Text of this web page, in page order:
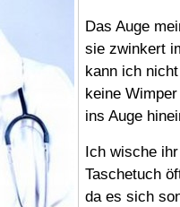
Das Auge
sie zwinkert
kann ich
keine
ins Auge
Ich wische
Taschetuch
da es sich